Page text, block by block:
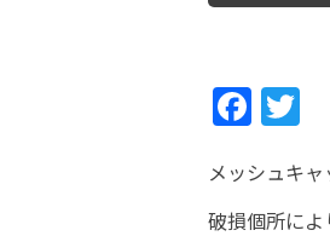
Fac
ok
メッシュキャ
破損個所によ